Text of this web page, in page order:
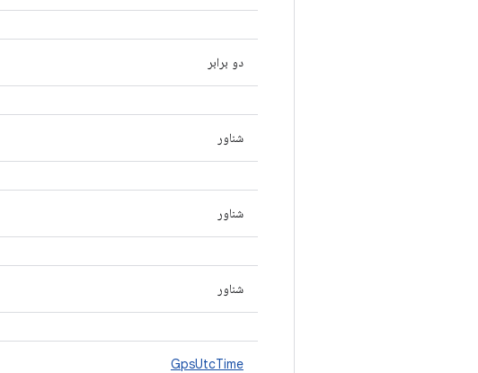
دو برابر
شناور
شناور
شناور
GpsUtcTime